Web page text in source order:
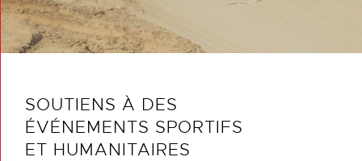
SOUTIENS À DES
ÉVÉNEMENTS SPORTIFS
ET HUMANITAIRES